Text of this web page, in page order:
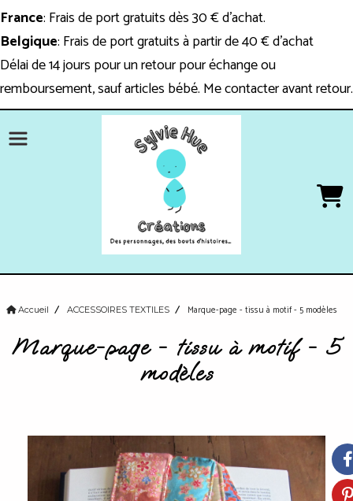
France: Frais de port gratuits dès 30 € d'achat.
Belgique: Frais de port gratuits à partir de 40 € d'achat
Délai de 14 jours pour un retour pour échange ou
remboursement, sauf articles bébé. Me contacter avant retour.
Accueil ACCESSOIRES TEXTILES Marque-page - tissu à motif - 5 modèles
Marque-page - tissu à motif - 5
modèles